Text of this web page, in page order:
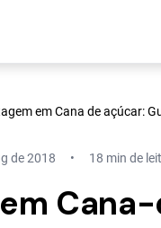
em Cana de açúcar:
de 2018 18 min de